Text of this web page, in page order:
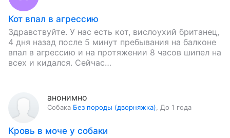
Кот впал в агрессию
Здравствуйте. У нас есть кот, вислоухий британец,
4 дня назад после 5 минут пребывания на балконе
впал в агрессию и на протяжении 8 часов шипел на
всех и кидался. Сейчас…
анонимно
Собака Без породы (дворняжка) До 1 года
Кровь в моче у собаки